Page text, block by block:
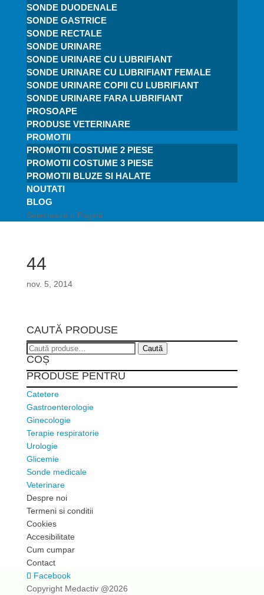
SONDE DUODENALE
SONDE GASTRICE
SONDE RECTALE
SONDE URINARE
SONDE URINARE CU LUBRIFIANT
SONDE URINARE CU LUBRIFIANT FEMALE
SONDE URINARE COPII CU LUBRIFIANT
SONDE URINARE FARA LUBRIFIANT
PROSOAPE
PRODUSE VETERINARE
PROMOTII
PROMOTII COSTUME 2 PIESE
PROMOTII COSTUME 3 PIESE
PROMOTII BLUZE SI HALATE
NOUTATI
BLOG
Selectează o Pagină
44
nov. 5, 2014
CAUTĂ PRODUSE
Caută
după:
Caută
COȘ
PRODUSE PENTRU
Catetere
Gastroenterologie
Ginecologie
Terapie respiratorie
Urologie
Glicemie
Sonde medicale
Veterinare
Despre noi
Termeni si conditii
Cookies
Accesibilitate
Cum cumpar
Contact
Facebook
Copyright Medactiv @2026